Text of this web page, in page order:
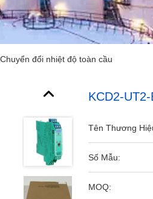
đổi nhiệt độ toàn cầu
KCD2-
Tên Thương
Số Mẫu:
MOQ: